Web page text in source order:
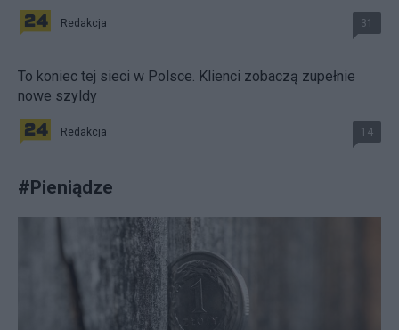
Redakcja 31
To koniec tej sieci w Polsce. Klienci zobaczą zupełnie
nowe szyldy
Redakcja 14
#Pieniądze